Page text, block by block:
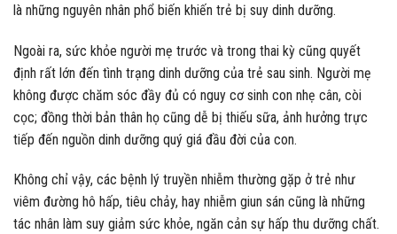
là những nguyên nhân phổ biến khiến trẻ bị suy dinh dưỡng.
Ngoài ra, sức khỏe người mẹ trước và trong thai kỳ cũng quyết
định rất lớn đến tình trạng dinh dưỡng của trẻ sau sinh. Người mẹ
không được chăm sóc đầy đủ có nguy cơ sinh con nhẹ cân, còi
cọc; đồng thời bản thân họ cũng dễ bị thiếu sữa, ảnh hưởng trực
tiếp đến nguồn dinh dưỡng quý giá đầu đời của con.
Không chỉ vậy, các bệnh lý truyền nhiễm thường gặp ở trẻ như
viêm đường hô hấp, tiêu chảy, hay nhiễm giun sán cũng là những
tác nhân làm suy giảm sức khỏe, ngăn cản sự hấp thu dưỡng chất.